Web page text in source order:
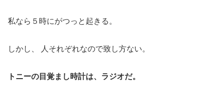
私なら５時にがつっと起きる。
しかし、 人それぞれなので致し方ない。
トニーの目覚まし時計は、ラジオだ。